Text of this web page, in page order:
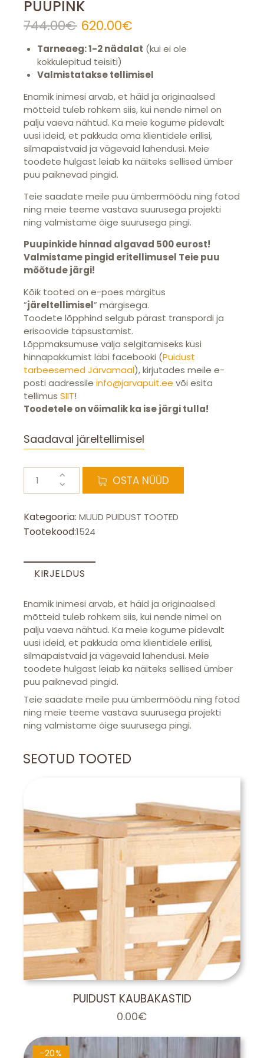
PUUPINK
744.00€ Algne
oli:
744.00€.
620.00€
on:
Tarneaeg: 1-2 nädalat (kui ei ole
kokkulepitud teisiti)
Valmistatakse tellimisel
Enamik inimesi arvab,et häid ja originaalsed
mõtteid tuleb rohkem siis, kui nende nimel on
palju vaeva nähtud. Ka meie kogume pidevalt
uusi ideid, et pakkuda oma klientidele erilisi,
silmapaistvaid ja vägevaid lahendusi. Meie
toodete hulgast leiab ka näiteks sellised ümber
puu paiknevad pingid.
Teie saadate meile puu ümbermõõdu ning fotod
ning meie teeme vastava suurusega projekti
ning valmistame õige suurusega pingi.
Puupinkide hinnad algavad 500 eurost!
Valmistame pingid eritellimusel Teie puu
mõõtude järgi!
Kõik tooted on e-poes märgitus
”järeltellimisel” märgisega.
Toodete lõpphind selgub pärast transpordi ja
erisoovide täpsustamist.
Lõppmaksumuse välja selgitamiseks küsi
hinnapakkumist läbi facebooki (Puidust
tarbeesemed Järvamaal), kirjutades meile e-
posti aadressile info@jarvapuit.ee või esita
tellimus SIIT!
Toodetele on võimalik ka ise järgi tulla!
Saadaval järeltellimisel
kogus
OSTA NÜÜD
Kategooria: MUUD PUIDUST TOOTED
Tootekood:1524
KIRJELDUS
Enamik inimesi arvab,et häid ja originaalsed
mõtteid tuleb rohkem siis, kui nende nimel on
palju vaeva nähtud. Ka meie kogume pidevalt
uusi ideid, et pakkuda oma klientidele erilisi,
silmapaistvaid ja vägevaid lahendusi. Meie
toodete hulgast leiab ka näiteks sellised ümber
puu paiknevad pingid.
Teie saadate meile puu ümbermõõdu ning fotod
ning meie teeme vastava suurusega projekti
ning valmistame õige suurusega pingi.
SEOTUD TOOTED
PUIDUST KAUBAKASTID
0.00€
-20%